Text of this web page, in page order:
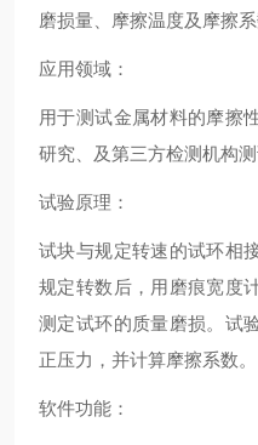
磨损量、摩擦温度及摩擦
应用领域：
用于测试金属材料的摩擦
研究、及第三方检测机构
试验原理：
试块与规定转速的试环相
规定转数后，用磨痕宽度
测定试环的质量磨损。试
正压力，并计算摩擦系数。
软件功能：